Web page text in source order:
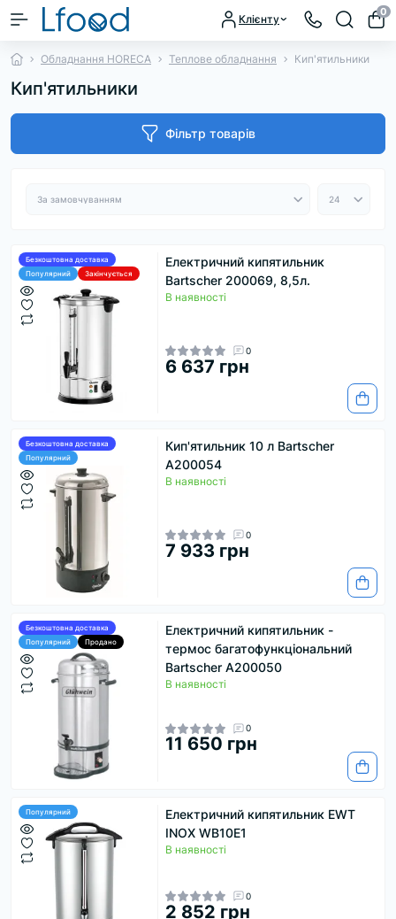
Клієнту
0
Обладнання HORECA Теплове обладнання Кип'ятильники
Кип'ятильники
Фільтр товарів
Безкоштовна доставка
Популярний
Закінчується
Електричний кипятильник
Bartscher 200069, 8,5л.
В наявності
0
6 637 грн
Безкоштовна доставка
Популярний
Кип'ятильник 10 л Bartscher
А200054
В наявності
0
7 933 грн
Безкоштовна доставка
Популярний
Продано
Електричний кипятильник -
термос багатофункціональний
Bartscher A200050
В наявності
0
11 650 грн
Популярний
Електричний кипятильник EWT
INOX WB10E1
В наявності
0
2 852 грн